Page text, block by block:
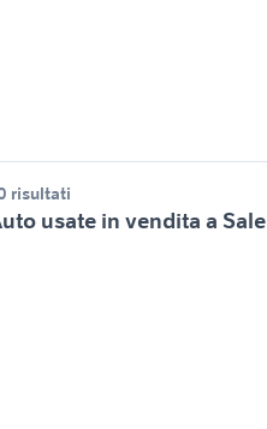
risultati
usate in vendita a Sale